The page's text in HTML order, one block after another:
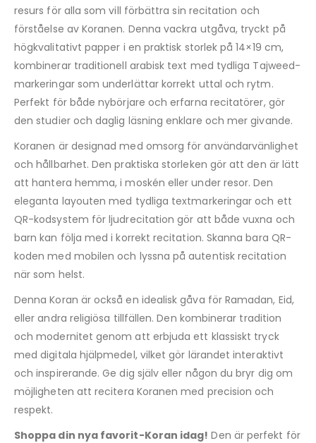
resurs för alla som vill förbättra sin recitation och
förståelse av Koranen. Denna vackra utgåva, tryckt på
högkvalitativt papper i en praktisk storlek på 14×19 cm,
kombinerar traditionell arabisk text med tydliga Tajweed-
markeringar som underlättar korrekt uttal och rytm.
Perfekt för både nybörjare och erfarna recitatörer, gör
den studier och daglig läsning enklare och mer givande.
Koranen är designad med omsorg för användarvänlighet
och hållbarhet. Den praktiska storleken gör att den är lätt
att hantera hemma, i moskén eller under resor. Den
eleganta layouten med tydliga textmarkeringar och ett
QR-kodsystem för ljudrecitation gör att både vuxna och
barn kan följa med i korrekt recitation. Skanna bara QR-
koden med mobilen och lyssna på autentisk recitation
när som helst.
Denna Koran är också en idealisk gåva för Ramadan, Eid,
eller andra religiösa tillfällen. Den kombinerar tradition
och modernitet genom att erbjuda ett klassiskt tryck
med digitala hjälpmedel, vilket gör lärandet interaktivt
och inspirerande. Ge dig själv eller någon du bryr dig om
möjligheten att recitera Koranen med precision och
respekt.
Shoppa din nya favorit-Koran idag! Den är perfekt för